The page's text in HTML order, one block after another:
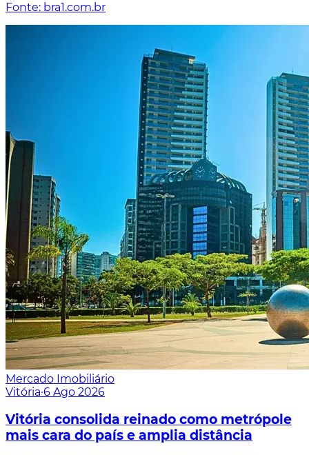
Fonte: bra1.com.br
Mercado Imobiliário
Vitória·6 Ago 2026
Vitória consolida reinado como metrópole
mais cara do país e amplia distância